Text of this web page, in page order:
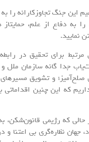
این جنگ تجاوزکارانه را
را به دفاع از علم،
نمایید.
مرتبط برای تحقیق در
جدا گانه سازمان
و تشویق
که این چنین
حالی که رژیمی قانون‌شکن،
جهان نظاره‌گری بی اعتنا